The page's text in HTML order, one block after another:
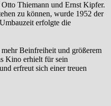
Thiemann und Ernst Kipfer.
zu können, wurde 1952 der
erfolgte die
Beinfreiheit und größerem
Kino erhielt für sein
erfreut sich einer treuen